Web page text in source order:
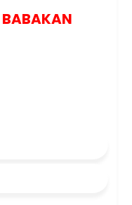
BABAKAN